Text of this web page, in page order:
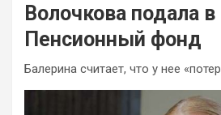
Волочкова подала в
Пенсионный фонд
Балерина считает, что у нее